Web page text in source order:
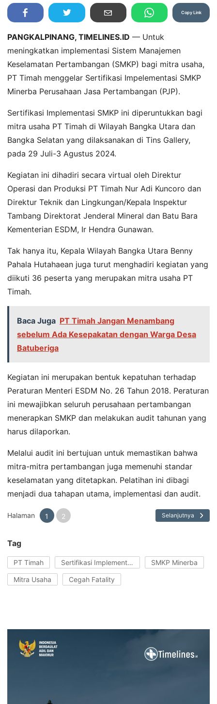
Copy Link
PANGKALPINANG, TIMELINES.ID — Untuk
meningkatkan implementasi Sistem Manajemen
Keselamatan Pertambangan (SMKP) bagi mitra usaha,
PT Timah menggelar Sertifikasi Impelementasi SMKP
Minerba Perusahaan Jasa Pertambangan (PJP).
Sertifikasi Implementasi SMKP ini diperuntukkan bagi
mitra usaha PT Timah di Wilayah Bangka Utara dan
Bangka Selatan yang dilaksanakan di Tins Gallery,
pada 29 Juli-3 Agustus 2024.
Kegiatan ini dihadiri secara virtual oleh Direktur
Operasi dan Produksi PT Timah Nur Adi Kuncoro dan
Direktur Teknik dan Lingkungan/Kepala Inspektur
Tambang Direktorat Jenderal Mineral dan Batu Bara
Kementerian ESDM, Ir Hendra Gunawan.
Tak hanya itu, Kepala Wilayah Bangka Utara Benny
Pahala Hutahaean juga turut menghadiri kegiatan yang
diikuti 36 peserta yang merupakan mitra usaha PT
Timah.
Baca Juga PT Timah Jangan Menambang
sebelum Ada Kesepakatan dengan Warga Desa
Batuberiga
Kegiatan ini merupakan bentuk kepatuhan terhadap
Peraturan Menteri ESDM No. 26 Tahun 2018. Peraturan
ini mewajibkan seluruh perusahaan pertambangan
menerapkan SMKP dan melakukan audit tahunan yang
harus dilaporkan.
Melalui audit ini bertujuan untuk memastikan bahwa
mitra-mitra pertambangan juga memenuhi standar
keselamatan yang ditetapkan. Pelatihan ini dibagi
menjadi dua tahapan utama, implementasi dan audit.
Halaman 1 2 Selanjutnya
Tag
PT Timah Sertifikasi Implementasi SMKP Minerba
Mitra Usaha Cegah Fatality